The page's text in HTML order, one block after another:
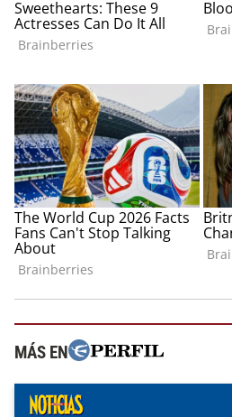
MÁS EN